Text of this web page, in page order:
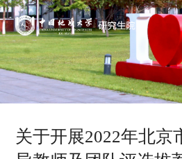
关于开展2022年北京